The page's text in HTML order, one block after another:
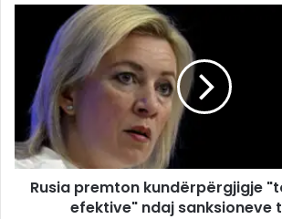
Rusia premton kundërpërgjigje
efektive" ndaj sanksioneve